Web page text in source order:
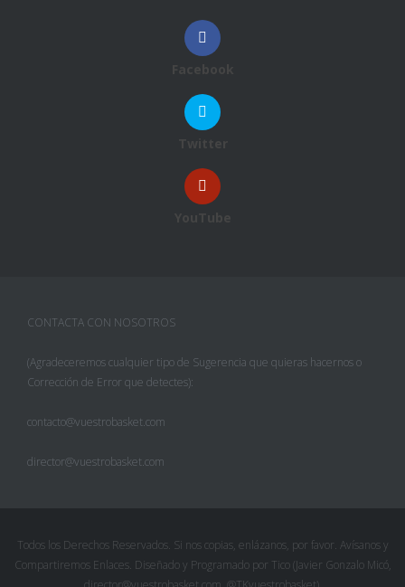
Facebook
Twitter
YouTube
CONTACTA CON NOSOTROS
(Agradeceremos cualquier tipo de Sugerencia que quieras hacernos o
Corrección de Error que detectes):
contacto@vuestrobasket.com
director@vuestrobasket.com
Todos los Derechos Reservados. Si nos copias, enlázanos, por favor. Avísanos y
Compartiremos Enlaces. Diseñado y Programado por Tico (Javier Gonzalo Micó,